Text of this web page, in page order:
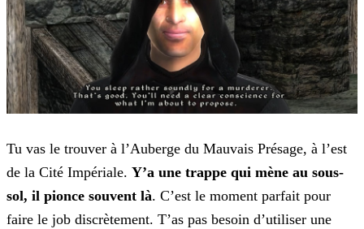
Tu vas le trouver à l’Auberge du Mauvais Présage, à l’est
de la Cité Impériale. Y’a une trappe qui mène au sous-
sol, il pionce souvent là. C’est le moment parfait pour
faire le job discrètement. T’as pas besoin d’utiliser une